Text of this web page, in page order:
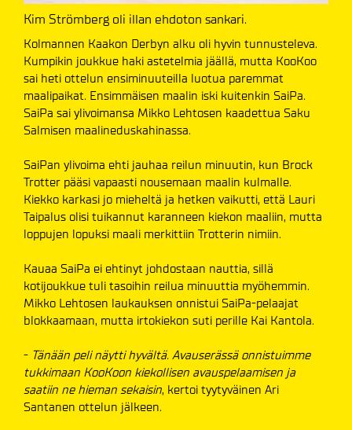
Kim Strömberg oli illan ehdoton sankari.
Kolmannen Kaakon Derbyn alku oli hyvin tunnusteleva.
Kumpikin joukkue haki astetelmia jäällä, mutta KooKoo
sai heti ottelun ensiminuuteilla luotua paremmat
maalipaikat. Ensimmäisen maalin iski kuitenkin SaiPa.
SaiPa sai ylivoimansa Mikko Lehtosen kaadettua Saku
Salmisen maalineduskahinassa.
SaiPan ylivoima ehti jauhaa reilun minuutin, kun Brock
Trotter pääsi vapaasti nousemaan maalin kulmalle.
Kiekko karkasi jo mieheltä ja hetken vaikutti, että Lauri
Taipalus olisi tuikannut karanneen kiekon maaliin, mutta
loppujen lopuksi maali merkittiin Trotterin nimiin.
Kauaa SaiPa ei ehtinyt johdostaan nauttia, sillä
kotijoukkue tuli tasoihin reilua minuuttia myöhemmin.
Mikko Lehtosen laukauksen onnistui SaiPa-pelaajat
blokkaamaan, mutta irtokiekon suti perille Kai Kantola.
- Tänään peli näytti hyvältä. Avauserässä onnistuimme
tukkimaan KooKoon kiekollisen avauspelaamisen ja
saatiin ne hieman sekaisin, kertoi tyytyväinen Ari
Santanen ottelun jälkeen.